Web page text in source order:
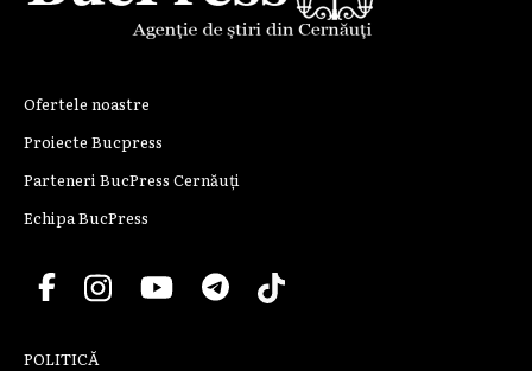
Ofertele noastre
Proiecte Bucpress
Parteneri BucPress Cernăuți
Echipa BucPress
POLITICĂ